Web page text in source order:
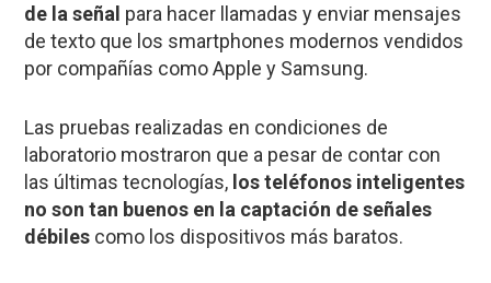
de la señal para hacer llamadas y enviar mensajes
de texto que los smartphones modernos vendidos
por compañías como Apple y Samsung.
Las pruebas realizadas en condiciones de
laboratorio mostraron que a pesar de contar con
las últimas tecnologías, los teléfonos inteligentes
no son tan buenos en la captación de señales
débiles como los dispositivos más baratos.